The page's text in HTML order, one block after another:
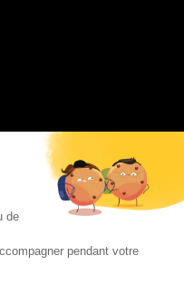
de
pendant votre